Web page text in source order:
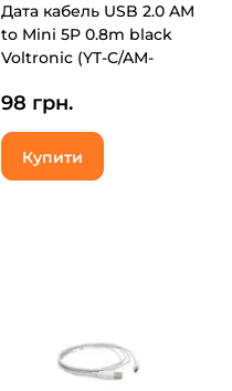
Дата кабель USB 2.0 AM
to Mini 5P 0.8m black
Voltronic (YT-C/AM-
98 грн.
Купити